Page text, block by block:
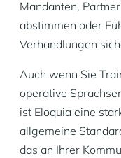
Mandanten,
abstimmen oder
Verhandlungen
Auch wenn Sie
operative
ist Eloquia eine
allgemeine
das an Ihrer